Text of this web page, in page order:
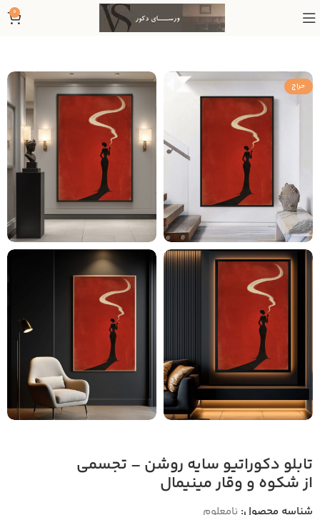
0
حراج
تابلو دکوراتیو سایه روشن – تجسمی
از شکوه و وقار مینیمال
شناسه محصول: نامعلوم